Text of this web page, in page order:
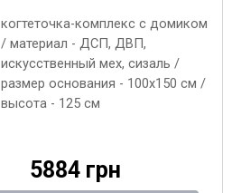
когтеточка-комплекс с домиком
/ материал - ДСП, ДВП,
искусственный мех, сизаль /
размер основания - 100х150 см /
высота - 125 см
5884 грн